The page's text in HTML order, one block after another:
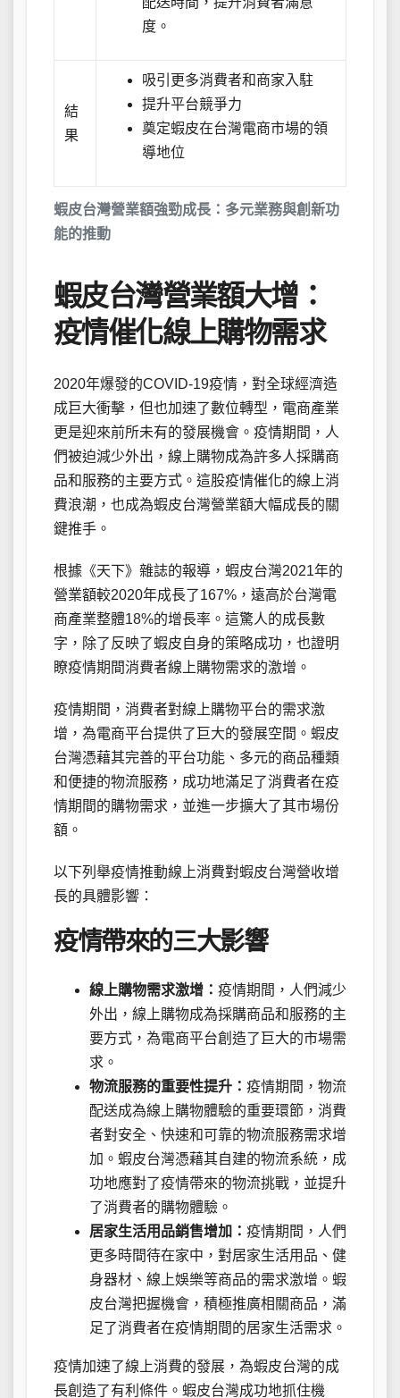
蝦皮台灣營業額強勁成長：多元業務與創新功
能的推動
度。
結
果
吸引更多消費者和商家入駐
提升平台競爭力
奠定蝦皮在台灣電商市場的領
導地位
蝦皮台灣營業額大增：
疫情催化線上購物需求
2020年爆發的COVID-19疫情，對全球經濟造
成巨大衝擊，但也加速了數位轉型，電商產業
更是迎來前所未有的發展機會。疫情期間，人
們被迫減少外出，線上購物成為許多人採購商
品和服務的主要方式。這股疫情催化的線上消
費浪潮，也成為蝦皮台灣營業額大幅成長的關
鍵推手。
根據《天下》雜誌的報導，蝦皮台灣2021年的
營業額較2020年成長了167%，遠高於台灣電
商產業整體18%的增長率。這驚人的成長數
字，除了反映了蝦皮自身的策略成功，也證明
瞭疫情期間消費者線上購物需求的激增。
疫情期間，消費者對線上購物平台的需求激
增，為電商平台提供了巨大的發展空間。蝦皮
台灣憑藉其完善的平台功能、多元的商品種類
和便捷的物流服務，成功地滿足了消費者在疫
情期間的購物需求，並進一步擴大了其市場份
額。
以下列舉疫情推動線上消費對蝦皮台灣營收增
長的具體影響：
疫情帶來的三大影響
線上購物需求激增： 疫情期間，人們減少
外出，線上購物成為採購商品和服務的主
要方式，為電商平台創造了巨大的市場需
求。
物流服務的重要性提升： 疫情期間，物流
配送成為線上購物體驗的重要環節，消費
者對安全、快速和可靠的物流服務需求增
加。蝦皮台灣憑藉其自建的物流系統，成
功地應對了疫情帶來的物流挑戰，並提升
了消費者的購物體驗。
居家生活用品銷售增加： 疫情期間，人們
更多時間待在家中，對居家生活用品、健
身器材、線上娛樂等商品的需求激增。蝦
皮台灣把握機會，積極推廣相關商品，滿
足了消費者在疫情期間的居家生活需求。
疫情加速了線上消費的發展，為蝦皮台灣的成
長創造了有利條件。蝦皮台灣成功地抓住機